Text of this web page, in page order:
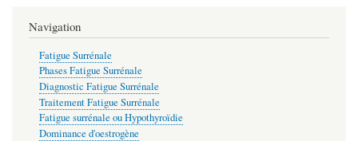
Navigation
Fatigue Surrénale
Phases Fatigue Surrénale
Diagnostic Fatigue Surrénale
Traitement Fatigue Surrénale
Fatigue surrénale ou Hypothyroïdie
Dominance d'oestrogène